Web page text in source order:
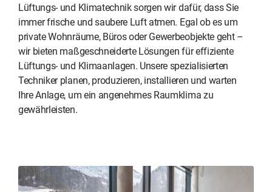
Lüftungs- und Klimatechnik sorgen wir dafür, dass Sie
immer frische und saubere Luft atmen. Egal ob es um
private Wohnräume, Büros oder Gewerbeobjekte geht –
wir bieten maßgeschneiderte Lösungen für effiziente
Lüftungs- und Klimaanlagen. Unsere spezialisierten
Techniker planen, produzieren, installieren und warten
Ihre Anlage, um ein angenehmes Raumklima zu
gewährleisten.